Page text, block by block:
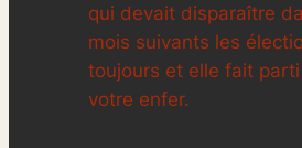
qui devait disparaître
mois suivants les
toujours et elle fait
votre enfer.